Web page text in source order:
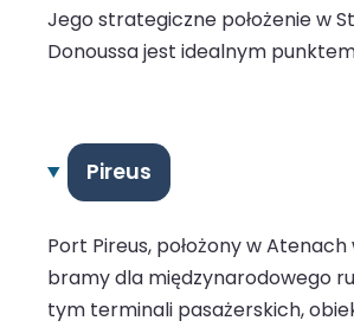
Jego strategiczne położenie w
Donoussa jest idealnym
Pireus
Port Pireus, położony w
bramy dla międzynarodowego
tym terminali pasażerskich,